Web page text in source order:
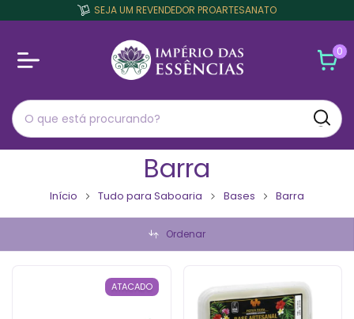
SEJA UM REVENDEDOR PROARTESANATO
0
Barra
Início Tudo para Saboaria Bases Barra
Ordenar
ATACADO